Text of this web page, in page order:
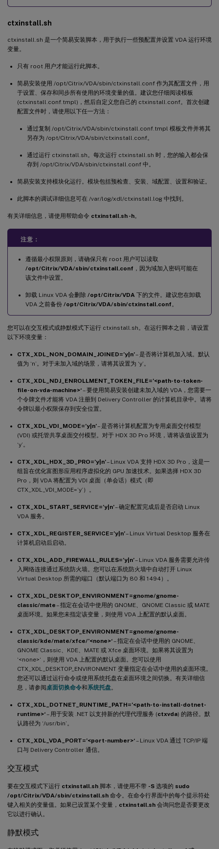
ctxinstall.sh
ctxinstall.sh 是一个简易安装脚本，用于执行一些预配置并设置 VDA 运行环境
变量。
只有 root 用户才能运行此脚本。
简易安装使用 /opt/Citrix/VDA/sbin/ctxinstall.conf 作为其配置文件，用
于设置、保存和同步所有使用的环境变量的值。建议您仔细阅读模板
(ctxinstall.conf.tmpl)，然后自定义您自己的 ctxinstall.conf。首次创建
配置文件时，请使用以下任一方法：
通过复制 /opt/Citrix/VDA/sbin/ctxinstall.conf.tmpl 模板文件并将其
另存为 /opt/Citrix/VDA/sbin/ctxinstall.conf。
通过运行 ctxinstall.sh。每次运行 ctxinstall.sh 时，您的输入都会保
存到 /opt/Citrix/VDA/sbin/ctxinstall.conf 中。
简易安装支持模块化运行。模块包括预检查、安装、域配置、设置和验证。
此脚本的调试详细信息可在 /var/log/xdl/ctxinstall.log 中找到。
有关详细信息，请使用帮助命令 ctxinstall.sh -h。
注意：
遵循最小权限原则，请确保只有 root 用户可以读取
/opt/Citrix/VDA/sbin/ctxinstall.conf ，因为域加入密码可能在
该文件中设置。
卸载 Linux VDA 会删除 /opt/Citrix/VDA 下的文件。建议您在卸载
VDA 之前备份 /opt/Citrix/VDA/sbin/ctxinstall.conf。
您可以在交互模式或静默模式下运行 ctxinstall.sh。在运行脚本之前，请设置
以下环境变量：
CTX_XDL_NON_DOMAIN_JOINED=’y|n’– 是否将计算机加入域。默认
值为 ‘n’。对于未加入域的场景，请将其设置为 ‘y’。
CTX_XDL_NDJ_ENROLLMENT_TOKEN_FILE=’<path-to-token-
file-on-vda-machine>‘– 要使用简易安装创建未加入域的 VDA，您需要一
个令牌文件才能将 VDA 注册到 Delivery Controller 的计算机目录中。请将
令牌以最小权限保存到安全位置。
CTX_XDL_VDI_MODE=’y|n’– 是否将计算机配置为专用桌面交付模型
(VDI) 或托管共享桌面交付模型。对于 HDX 3D Pro 环境，请将该值设置为
‘y’。
CTX_XDL_HDX_3D_PRO=’y|n’– Linux VDA 支持 HDX 3D Pro，这是一
组旨在优化富图形应用程序虚拟化的 GPU 加速技术。如果选择 HDX 3D
Pro，则 VDA 将配置为 VDI 桌面（单会话）模式（即
CTX_XDL_VDI_MODE=’y’）。
CTX_XDL_START_SERVICE=’y|n’– 确定配置完成后是否启动 Linux
VDA 服务。
CTX_XDL_REGISTER_SERVICE=’y|n’– Linux Virtual Desktop 服务在
计算机启动后启动。
CTX_XDL_ADD_FIREWALL_RULES=’y|n’– Linux VDA 服务需要允许传
入网络连接通过系统防火墙。您可以在系统防火墙中自动打开 Linux
Virtual Desktop 所需的端口（默认端口为 80 和 1494）。
CTX_XDL_DESKTOP_ENVIRONMENT=gnome/gnome-
classic/mate– 指定在会话中使用的 GNOME、GNOME Classic 或 MATE
桌面环境。如果您未指定该变量，则使用 VDA 上配置的默认桌面。
CTX_XDL_DESKTOP_ENVIRONMENT=gnome/gnome-
classic/kde/mate/xfce/’<none>‘– 指定在会话中使用的 GNOME、
GNOME Classic、KDE、MATE 或 Xfce 桌面环境。如果将其设置为
‘<none>‘，则使用 VDA 上配置的默认桌面。您可以使用
CTX_XDL_DESKTOP_ENVIRONMENT 变量指定在会话中使用的桌面环境。
您还可以通过运行命令或使用系统托盘在桌面环境之间切换。有关详细信
息，请参阅桌面切换命令和系统托盘。
CTX_XDL_DOTNET_RUNTIME_PATH=’<path-to-install-dotnet-
runtime>‘– 用于安装 .NET 以支持新的代理代理服务 (ctxvda) 的路径。默
认路径为 ‘/usr/bin’。
CTX_XDL_VDA_PORT=’<port-number>‘– Linux VDA 通过 TCP/IP 端
口与 Delivery Controller 通信。
交互模式
要在交互模式下运行 ctxinstall.sh 脚本，请使用不带 -S 选项的 sudo
/opt/Citrix/VDA/sbin/ctxinstall.sh 命令。在命令行界面中的每个提示符处
键入相关的变量值。如果已设置某个变量， ctxinstall.sh 会询问您是否要更改
它以进行确认。
静默模式